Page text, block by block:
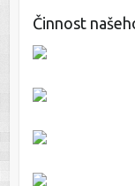
Činnost